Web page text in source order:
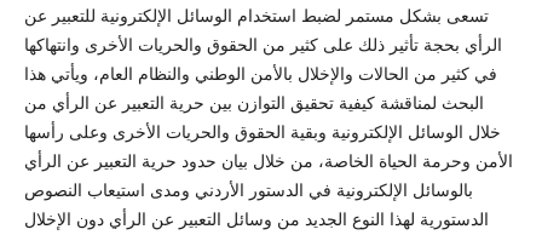
تسعى بشكل مستمر لضبط استخدام الوسائل الإلكترونية للتعبير عن
الرأي بحجة تأثير ذلك على كثير من الحقوق والحريات الأخرى وانتهاكها
في كثير من الحالات والإخلال بالأمن الوطني والنظام العام، ويأتي هذا
البحث لمناقشة كيفية تحقيق التوازن بين حرية التعبير عن الرأي من
خلال الوسائل الإلكترونية وبقية الحقوق والحريات الأخرى وعلى رأسها
الأمن وحرمة الحياة الخاصة، من خلال بيان حدود حرية التعبير عن الرأي
بالوسائل الإلكترونية في الدستور الأردني ومدى استيعاب النصوص
الدستورية لهذا النوع الجديد من وسائل التعبير عن الرأي دون الإخلال